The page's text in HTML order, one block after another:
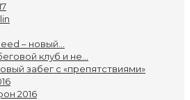
– новый...
клуб и не...
забег с «препятствиями»
2016